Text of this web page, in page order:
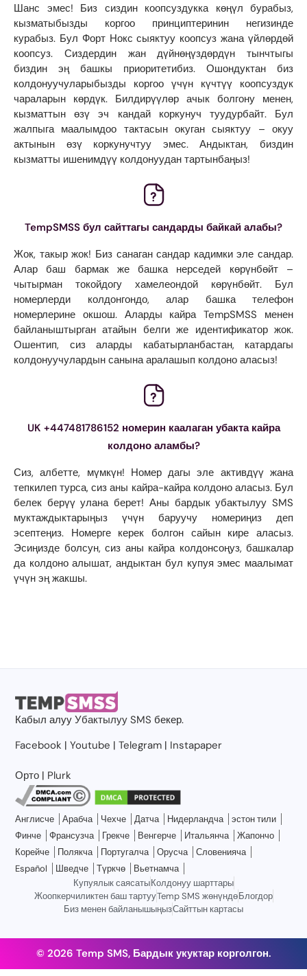
Шанс эмес! Биз сиздин коопсуздукка көңүл бурабыз,
кызматыбызды коргоо принциптеринин негизинде
курабыз. Бул Форт Нокс сыяктуу коопсуз жана үйлөрдөй
коопсуз. Сиздердин жан дүйнөңүздөрдүн тынчтыгы
биздин эң башкы приоритетибиз. Ошондуктан биз
колдонуучуларыбызды коргоо үчүн күчтүү коопсуздук
чараларын көрдүк. Билдирүүлөр ачык болгону менен,
кызматтын өзү эч кандай коркунуч туудурбайт. Бул
жалпыга маалымдоо тактасын окуган сыяктуу – окуу
актынын өзү коркунучтуу эмес. Андыктан, биздин
кызматты ишенимдүү колдонуудан тартынбаңыз!
TempSMSS бул сайттагы сандарды байкай алабы?
Жок, такыр жок! Биз санаган сандар кадимки эле сандар.
Алар баш бармак же башка нерседей көрүнбөйт –
чытырман токойдогу хамелеондой көрүнбөйт. Бул
номерлерди колдонгондо, алар башка телефон
номерлерине окшош. Аларды кайра TempSMSS менен
байланыштырган атайын белги же идентификатор жок.
Ошентип, сиз аларды кабатырланбастан, катардагы
колдонуучулардын санына аралашып колдоно аласыз!
UK +447481786152 номерин каалаган убакта кайра
колдоно аламбы?
Сиз, албетте, мүмкүн! Номер дагы эле активдүү жана
тепкилеп турса, сиз аны кайра-кайра колдоно аласыз. Бул
белек берүү улана берет! Аны бардык убактылуу SMS
муктаждыктарыңыз үчүн баруучу номериңиз деп
эсептеңиз. Номерге керек болгон сайын кире аласыз.
Эсиңизде болсун, сиз аны кайра колдонсоңуз, башкалар
да колдоно алышат, андыктан бул купуя эмес маалымат
үчүн эң жакшы.
Кабыл алууУбактылуу SMS бекер.
Facebook |Youtube |Telegram | Instapaper
Орто | Plurk
Англисче Арабча Чехче Датча Нидерландча
эстон тили
Финче
Франсузча Грекче Венгерче Итальянча
Жапончо
Корейче
Полякча Португалча Орусча
Словенияча
Español
Шведче Түркчө
Вьетнамча
Купуялык саясатыКолдонуу шарттары
Жоопкерчиликтен баш тартууTemp SMS жөнүндөБлогдор
Биз менен байланышыңызСайттын картасы
© 2026 Temp SMS, Бардык укуктар корголгон.